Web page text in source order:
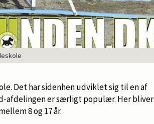
Det har sidenhen udviklet sig til en af
afdelingen er særligt populær. Her bliver
8 og 17 år.